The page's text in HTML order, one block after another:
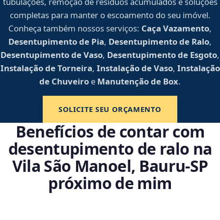
completas para manter o escoamento do seu imóvel.
Conheça também nossos serviços: Caça Vazamento,
Desentupimento de Pia, Desentupimento de Ralo,
Desentupimento de Vaso, Desentupimento de Esgoto,
Instalação de Torneira, Instalação de Vaso, Instalação
de Chuveiro e Manutenção de Box.
SOLICITE SEU ORÇAMENTO
Benefícios de contar com
desentupimento de ralo na
Vila São Manoel, Bauru‑SP
próximo de mim